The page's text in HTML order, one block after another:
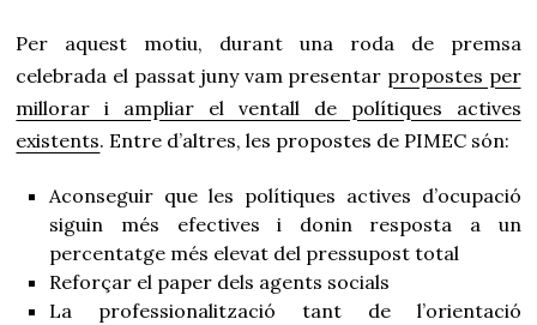
Per aquest motiu, durant una roda de premsa
celebrada el passat juny vam presentar propostes per
millorar i ampliar el ventall de polítiques actives
existents. Entre d’altres, les propostes de PIMEC són:
Aconseguir que les polítiques actives d’ocupació
siguin més efectives i donin resposta a un
percentatge més elevat del pressupost total
Reforçar el paper dels agents socials
La professionalització tant de l’orientació